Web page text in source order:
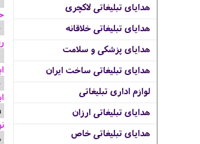
هدایای تبلیغاتی لاکچری
هدایای تبلیغاتی خلاقانه
هدایای پزشکی و سلامت
هدایای تبلیغاتی ساخت ایران
لوازم اداری تبلیغاتی
هدایای تبلیغاتی ارزان
هدایای تبلیغاتی خاص